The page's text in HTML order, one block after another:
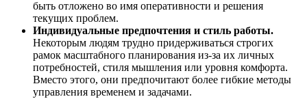
быть отложено во имя оперативности и решения
текущих проблем.
Индивидуальные предпочтения и стиль работы.
Некоторым людям трудно придерживаться строгих
рамок масштабного планирования из-за их личных
потребностей, стиля мышления или уровня комфорта.
Вместо этого, они предпочитают более гибкие методы
управления временем и задачами.